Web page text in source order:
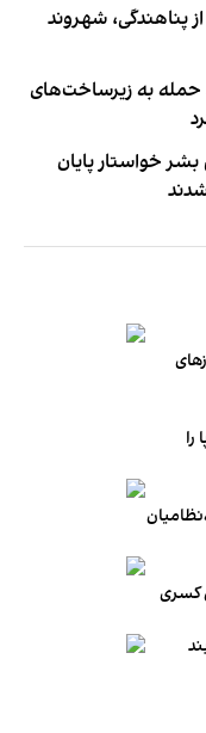
۵ ماه پس از پناهندگی، شهروند
حمله به زیرساخت‌های
خواستار پایان
کسری